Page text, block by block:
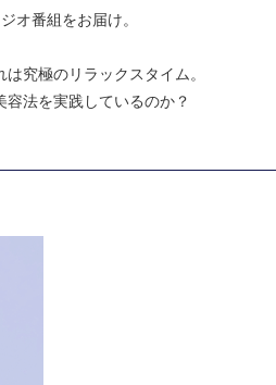
オ番組をお届け。
究極のリラックスタイム。
法を実践しているのか？